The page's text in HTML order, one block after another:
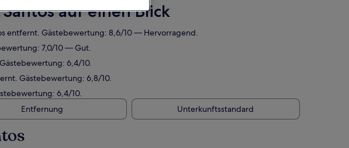
auf einen Blick
entfernt. Gästebewertung: 8,6/10 — Hervorragend.
7,0/10 — Gut.
6,4/10.
Gästebewertung: 6,8/10.
6,4/10.
Entfernung Unterkunftsstandard